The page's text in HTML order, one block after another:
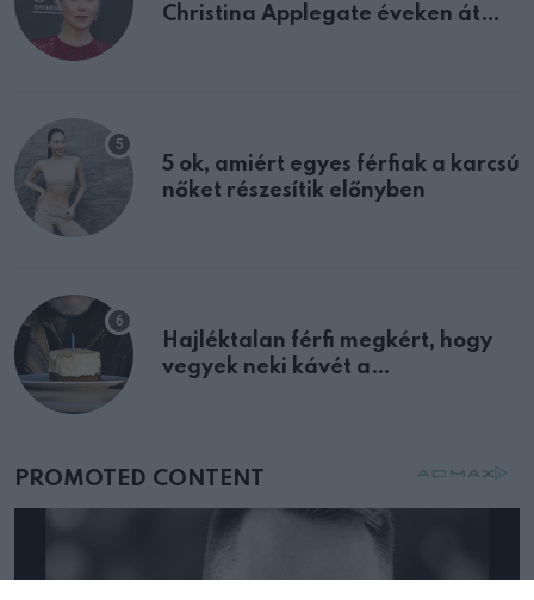
Christina Applegate éveken át
5 ok, amiért egyes férfiak a karcsú
nőket részesítik előnyben
Hajléktalan férfi megkért, hogy
vegyek neki kávét a